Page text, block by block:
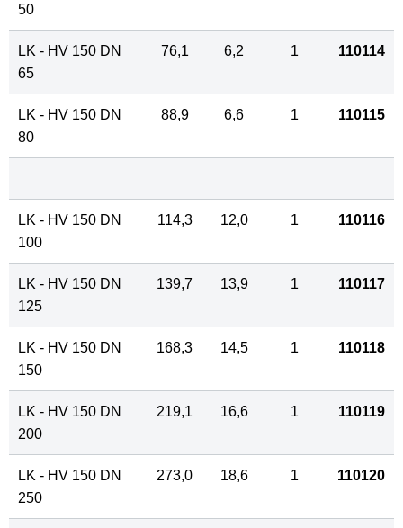
50
LK - HV 150 DN
65
76,1 6,2 1 110114
LK - HV 150 DN
80
88,9 6,6 1 110115
LK - HV 150 DN
100
114,3 12,0 1 110116
LK - HV 150 DN
125
139,7 13,9 1 110117
LK - HV 150 DN
150
168,3 14,5 1 110118
LK - HV 150 DN
200
219,1 16,6 1 110119
LK - HV 150 DN
250
273,0 18,6 1 110120